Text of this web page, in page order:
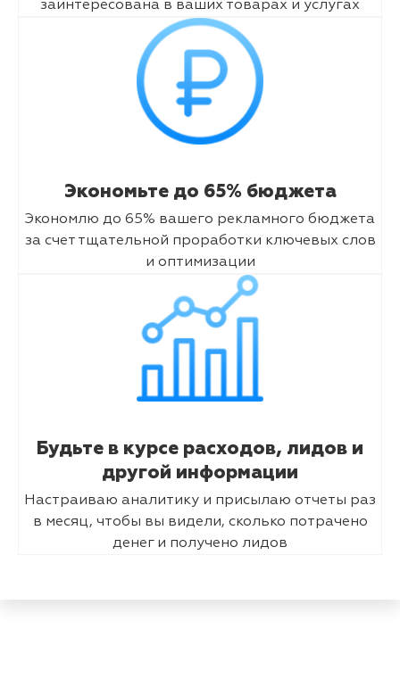
заинтересована в ваших товарах и услугах
Экономьте до 65% бюджета
Экономлю до 65% вашего рекламного бюджета
за счет тщательной проработки ключевых слов
и оптимизации
Будьте в курсе расходов, лидов и
другой информации
Настраиваю аналитику и присылаю отчеты раз
в месяц, чтобы вы видели, сколько потрачено
денег и получено лидов